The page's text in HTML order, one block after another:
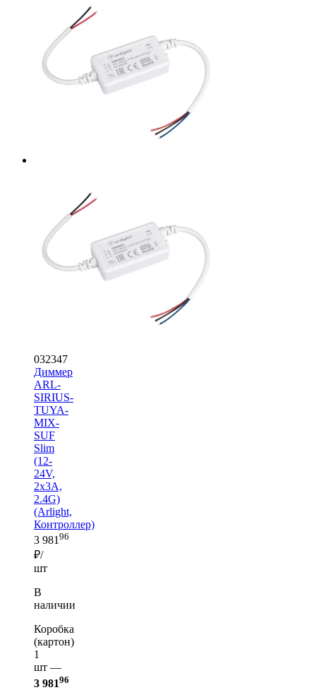
032347
Диммер
ARL-
SIRIUS-
TUYA-
MIX-
SUF
Slim
(12-
24V,
2x3A,
2.4G)
(Arlight,
Контроллер)
3 981 96
₽/
шт
В
наличии
Коробка
(картон)
1
шт —
3 98196